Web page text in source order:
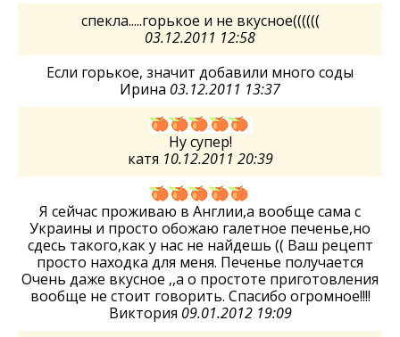
спекла.....горькое и не вкусное((((((
03.12.2011 12:58
Если горькое, значит добавили много соды
Ирина 03.12.2011 13:37
Ну супер!
катя 10.12.2011 20:39
Я сейчас проживаю в Англии,а вообще сама с
Украины и просто обожаю галетное печенье,но
сдесь такого,как у нас не найдешь (( Ваш рецепт
просто находка для меня. Печенье получается
Очень даже вкусное ,,а о простоте приготовления
вообще не стоит говорить. Спасибо огромное!!!!
Виктория 09.01.2012 19:09